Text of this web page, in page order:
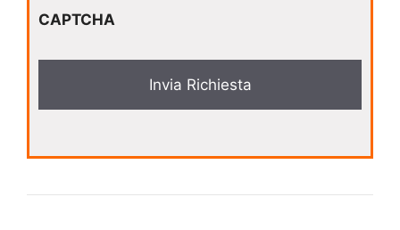
a
y
CAPTCHA